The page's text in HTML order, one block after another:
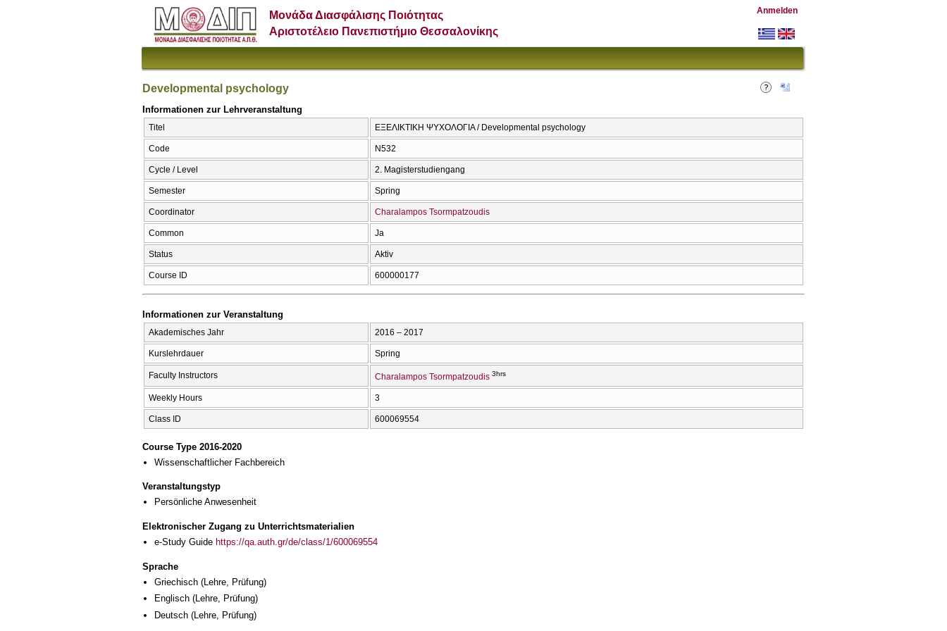
Μονάδα Διασφάλισης Ποιότητας
Αριστοτέλειο Πανεπιστήμιο Θεσσαλονίκης
Anmelden
Developmental psychology
Informationen zur Lehrveranstaltung
Titel ΕΞΕΛΙΚΤΙΚΗ ΨΥΧΟΛΟΓΙΑ / Developmental psychology
Code Ν532
Cycle / Level 2. Magisterstudiengang
Semester Spring
Coordinator Charalampos Tsormpatzoudis
Common Ja
Status Aktiv
Course ID 600000177
Informationen zur Veranstaltung
Akademisches Jahr 2016 – 2017
Kurslehrdauer Spring
Faculty Instructors Charalampos Tsormpatzoudis 3hrs
Weekly Hours 3
Class ID 600069554
Course Type 2016-2020
Wissenschaftlicher Fachbereich
Veranstaltungstyp
Persönliche Anwesenheit
Elektronischer Zugang zu Unterrichtsmaterialien
e-Study Guide https://qa.auth.gr/de/class/1/600069554
Sprache
Griechisch (Lehre, Prüfung)
Englisch (Lehre, Prüfung)
Deutsch (Lehre, Prüfung)